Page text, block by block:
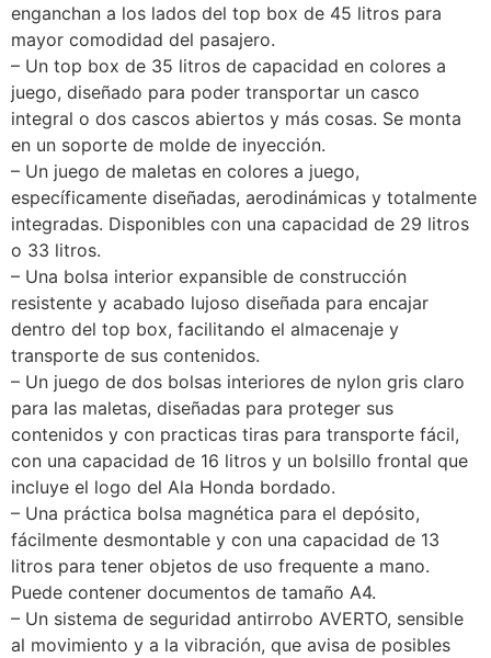
enganchan a los lados del top box de 45 litros para
mayor comodidad del pasajero.
– Un top box de 35 litros de capacidad en colores a
juego, diseñado para poder transportar un casco
integral o dos cascos abiertos y más cosas. Se monta
en un soporte de molde de inyección.
– Un juego de maletas en colores a juego,
específicamente diseñadas, aerodinámicas y totalmente
integradas. Disponibles con una capacidad de 29 litros
o 33 litros.
– Una bolsa interior expansible de construcción
resistente y acabado lujoso diseñada para encajar
dentro del top box, facilitando el almacenaje y
transporte de sus contenidos.
– Un juego de dos bolsas interiores de nylon gris claro
para las maletas, diseñadas para proteger sus
contenidos y con practicas tiras para transporte fácil,
con una capacidad de 16 litros y un bolsillo frontal que
incluye el logo del Ala Honda bordado.
– Una práctica bolsa magnética para el depósito,
fácilmente desmontable y con una capacidad de 13
litros para tener objetos de uso frequente a mano.
Puede contener documentos de tamaño A4.
– Un sistema de seguridad antirrobo AVERTO, sensible
al movimiento y a la vibración, que avisa de posibles